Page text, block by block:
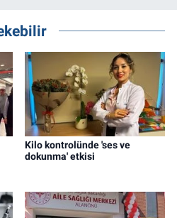
Kilo kontrolünde 'ses ve
dokunma' etkisi